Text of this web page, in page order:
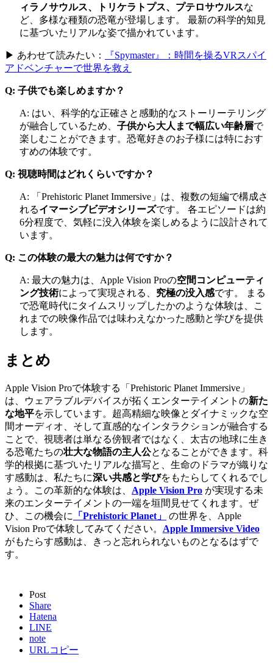
ィラノサウルス、トリケラトプス、プテロサウルスな
ど、多様な種類の恐竜が登場します。 最新の科学的知見
に基づいたリアルな姿で描かれています。
▶ あわせて読みたい：
『Spymaster』：時間を操るVRスパイ
アドベンチャーで世界を救え
Q: 子供でも楽しめますか？
A: はい、科学的な正確さと感動的なストーリーテリング
が融合しているため、 子供から大人まで幅広い年齢層で
楽しむことができます。恐竜好きのお子様には特におす
すめの体験です。
Q: 視聴時間はどれくらいですか？
A: 「Prehistoric Planet Immersive」は、複数の短編で構成さ
れるイマーシブビデオシリーズです。 各エピソードは約
6分程度で、気軽に没入体験を楽しめるように設計されて
います。
Q: この体験の最大の魅力は何ですか？
A: 最大の魅力は、Apple Vision Proの空間コンピューティ
ング技術によって実現される、 究極の没入感です。 まる
で恐竜時代にタイムスリップしたかのような体験は、こ
れまでの映像作品では味わえなかった感動と学びを提供
します。
まとめ
Apple Vision Proで体験する「Prehistoric Planet Immersive」
は、ウェアラブルデバイスが拓くエンターテイメントの新た
な地平を示しています。超高精細な映像とダイナミックな空
間オーディオ、そして直感的なインタラクションが融合する
ことで、視聴者は単なる傍観者ではなく、太古の地球に生き
る恐竜たちの壮大な物語の主人公となることができます。科
学的根拠に基づいたリアルな描写と、生命のドラマが織りな
す感動は、私たちに深い共感と学びをもたらしてくれるでし
ょう。この革新的な体験は、 Apple Vision Pro が実現する未
来のエンターテイメントの一端を垣間見せてくれます。ぜ
ひ、この機会に
「Prehistoric Planet」
の世界を、Apple
Vision Proで体験してみてください。 Apple Immersive Video
がもたらす感動は、きっと忘れられないものとなるはずで
す。
Post
Share
Hatena
LINE
note
URLコピー